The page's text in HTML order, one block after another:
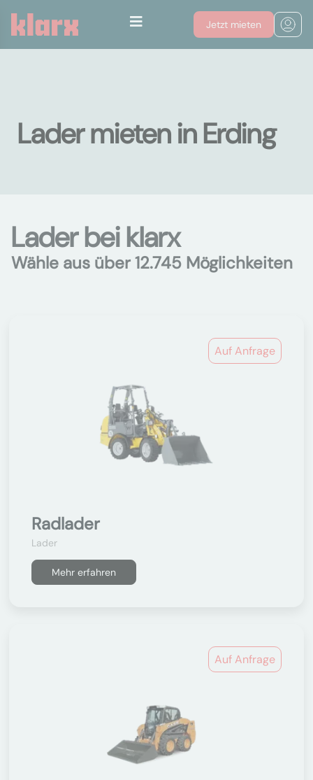
Jetzt mieten
Lader mieten in Erding
Lader bei klarx
Wähle aus über 12.745 Möglichkeiten
Auf Anfrage
Radlader
Lader
Mehr erfahren
Auf Anfrage